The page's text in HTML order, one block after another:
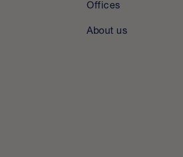
Offices
About us